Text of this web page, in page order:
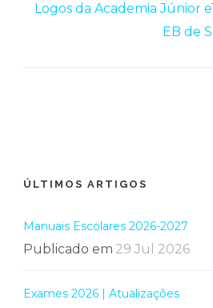
Logos da Academia Júnior
EB de
ÚLTIMOS ARTIGOS
Manuais Escolares 2026-2027
Publicado em 29 Jul 2026
Exames 2026 | Atualizações